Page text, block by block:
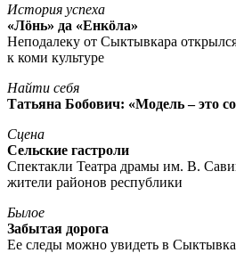
История успеха
«Лöнь» да «Енкöла»
Неподалеку от Сыктывкара
к коми культуре
Найти себя
Татьяна Бобович: «Модель – это
Сцена
Сельские гастроли
Спектакли Театра драмы им. В.
жители районов республики
Былое
Забытая дорога
Ее следы можно увидеть в